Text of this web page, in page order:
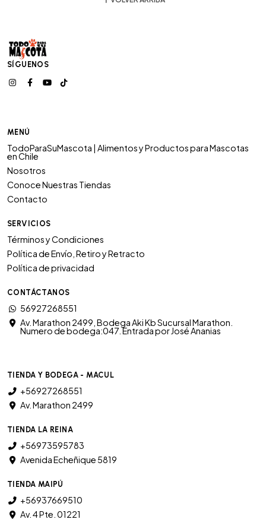
SÍGUENOS
MENÚ
TodoParaSuMascota | Alimentos y Productos para Mascotas
en Chile
Nosotros
Conoce Nuestras Tiendas
Contacto
SERVICIOS
Términos y Condiciones
Política de Envío, Retiro y Retracto
Política de privacidad
CONTÁCTANOS
56927268551
Av. Marathon 2499, Bodega Aki Kb Sucursal Marathon.
Numero de bodega:047. Entrada por José Ananias
TIENDA Y BODEGA - MACUL
+56927268551
Av. Marathon 2499
TIENDA LA REINA
+56973595783
Avenida Echeñique 5819
TIENDA MAIPÚ
+56937669510
Av. 4 Pte. 01221